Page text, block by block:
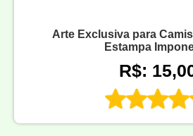
Arte Exclusiva para
Estampa
R$: